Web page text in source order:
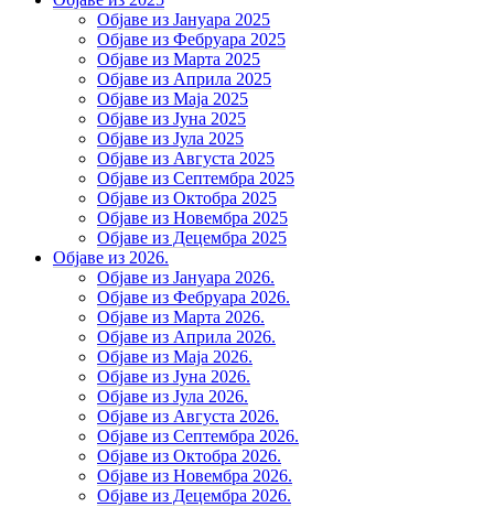
Објаве из Јануара 2025
Објаве из Фебруара 2025
Објаве из Марта 2025
Објаве из Априла 2025
Објаве из Маја 2025
Објаве из Јуна 2025
Објаве из Јула 2025
Објаве из Августа 2025
Објаве из Септембра 2025
Објаве из Октобра 2025
Објаве из Новембра 2025
Објаве из Децембра 2025
Објаве из 2026.
Објаве из Јануара 2026.
Објаве из Фебруара 2026.
Објаве из Марта 2026.
Објаве из Априла 2026.
Објаве из Маја 2026.
Објаве из Јуна 2026.
Објаве из Јула 2026.
Објаве из Августа 2026.
Објаве из Септембра 2026.
Објаве из Октобра 2026.
Објаве из Новембра 2026.
Објаве из Децембра 2026.